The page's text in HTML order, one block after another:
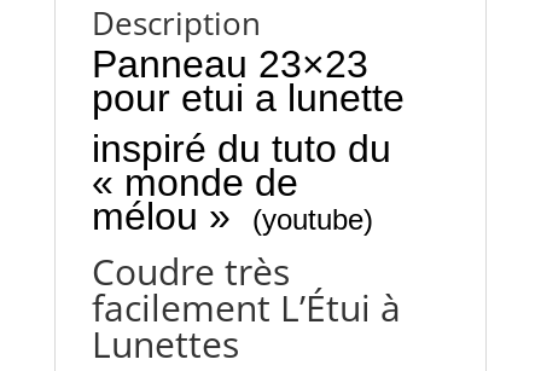
Description
Panneau 23×23
pour etui a lunette
inspiré du tuto du
« monde de
mélou » (youtube)
Coudre très
facilement L’Étui à
Lunettes